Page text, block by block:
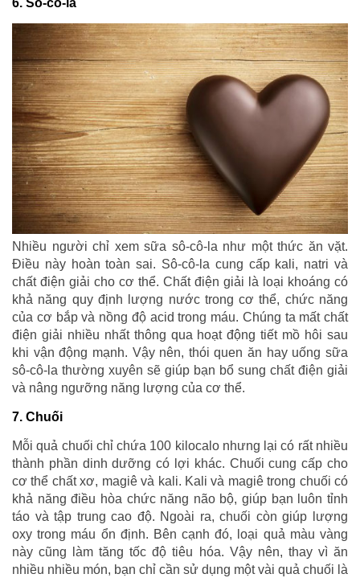
Nhiều người chỉ xem sữa sô-cô-la như một thức ăn vặt.
Điều này hoàn toàn sai. Sô-cô-la cung cấp kali, natri và
chất điện giải cho cơ thể. Chất điện giải là loại khoáng có
khả năng quy định lượng nước trong cơ thể, chức năng
của cơ bắp và nồng độ acid trong máu. Chúng ta mất chất
điện giải nhiều nhất thông qua hoạt động tiết mồ hôi sau
khi vận động mạnh. Vậy nên, thói quen ăn hay uống sữa
sô-cô-la thường xuyên sẽ giúp bạn bổ sung chất điện giải
và nâng ngưỡng năng lượng của cơ thể.
7. Chuối
Mỗi quả chuối chỉ chứa 100 kilocalo nhưng lại có rất nhiều
thành phần dinh dưỡng có lợi khác. Chuối cung cấp cho
cơ thể chất xơ, magiê và kali. Kali và magiê trong chuối có
khả năng điều hòa chức năng não bộ, giúp bạn luôn tỉnh
táo và tập trung cao độ. Ngoài ra, chuối còn giúp lượng
oxy trong máu ổn định. Bên cạnh đó, loại quả màu vàng
này cũng làm tăng tốc độ tiêu hóa. Vậy nên, thay vì ăn
nhiều nhiều món, bạn chỉ cần sử dụng một vài quả chuối là